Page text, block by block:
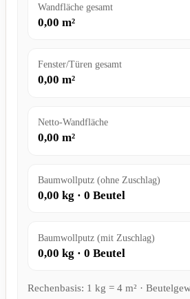
Wandfläche gesamt
0,00 m²
Fenster/Türen gesamt
0,00 m²
Netto-Wandfläche
0,00 m²
Baumwollputz (ohne Zuschlag)
0,00 kg · 0 Beutel
Baumwollputz (mit Zuschlag)
0,00 kg · 0 Beutel
Rechenbasis: 1 kg = 4 m² ·